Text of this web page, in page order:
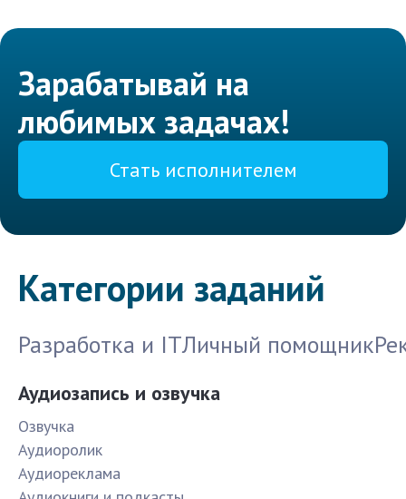
Зарабатывай на
любимых задачах!
Стать исполнителем
Категории заданий
Разработка и ITЛичный помощник
Аудиозапись и озвучка
Озвучка
Аудиоролик
Аудиореклама